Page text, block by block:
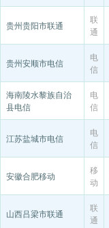
贵州贵阳市联通
联
通
贵州安顺市电信
电
信
海南陵水黎族自治
县电信
电
信
江苏盐城市电信
电
信
安徽合肥移动
移
动
山西吕梁市联通
联
通